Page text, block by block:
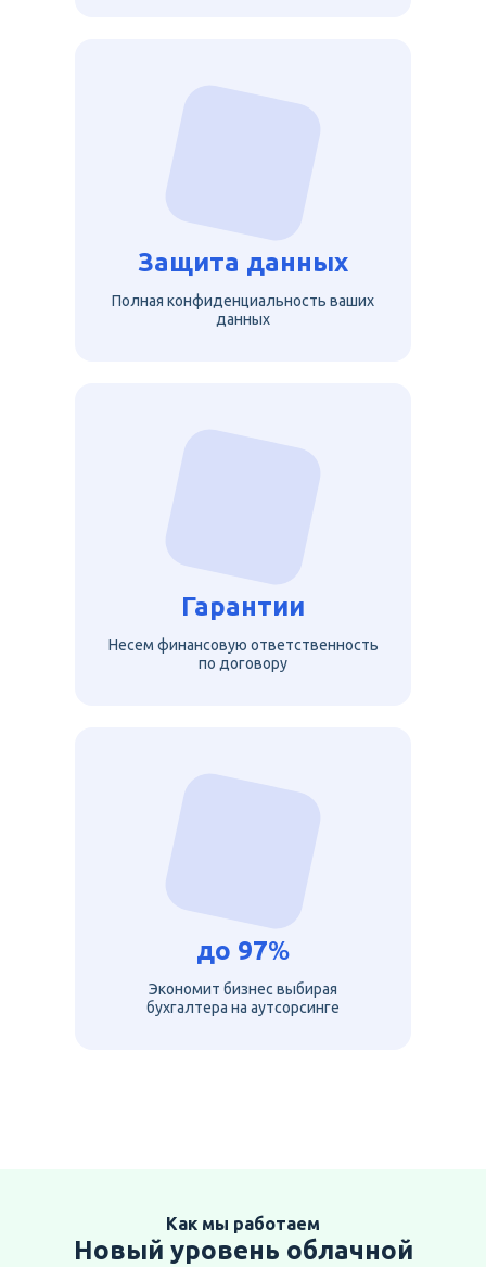
Защита данных
Полная конфиденциальность ваших
данных
Гарантии
Несем финансовую ответственность
по договору
до 97%
Экономит бизнес выбирая
бухгалтера на аутсорсинге
Как мы работаем
Новый уровень облачной